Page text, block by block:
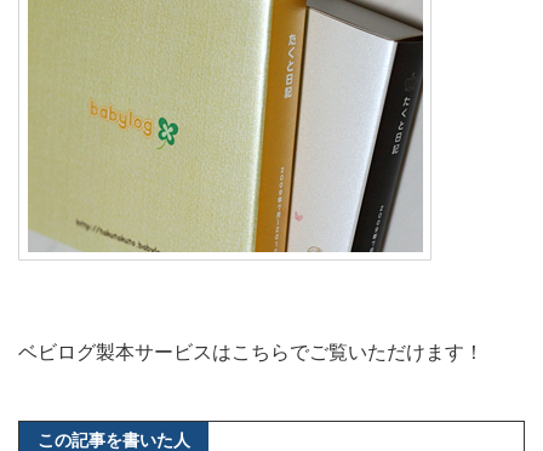
ベビログ製本サービスはこちらでご覧いただけます！
この記事を書いた人